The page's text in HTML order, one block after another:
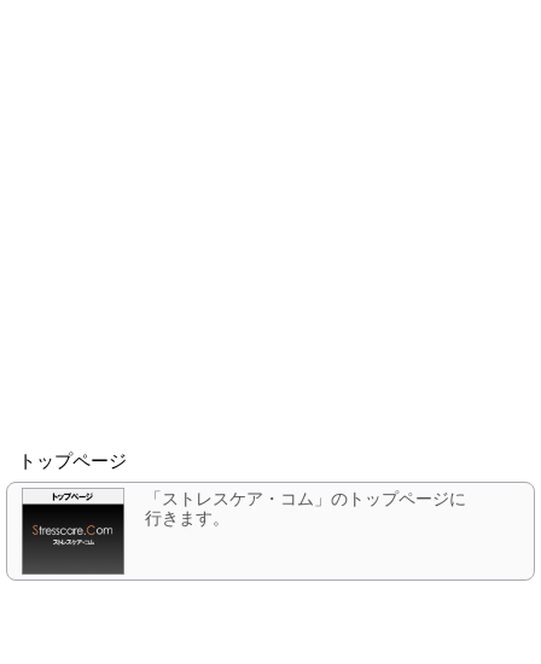
トップページ
「ストレスケア・コム」のトップページに
行きます。